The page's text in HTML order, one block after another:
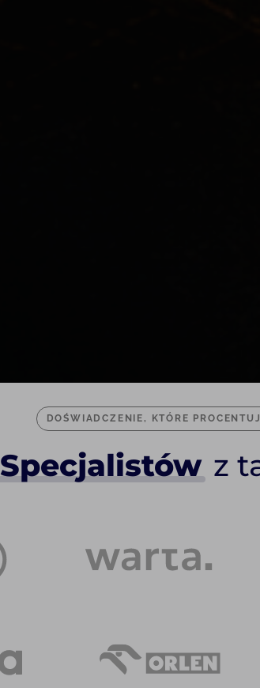
DOŚWIADCZENIE, KTÓRE
Specjalistów z